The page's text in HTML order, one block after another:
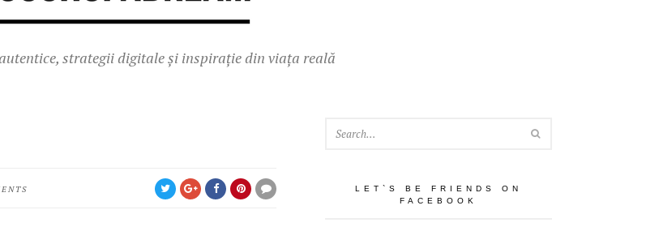
strategii digitale și inspirație din viața reală
LET`S BE FRIENDS ON
FACEBOOK